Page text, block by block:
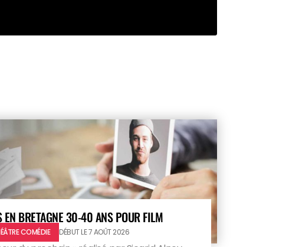
EN BRETAGNE 30-40 ANS POUR FILM
COMÉDIE DÉBUT LE 7 AOÛT 2026